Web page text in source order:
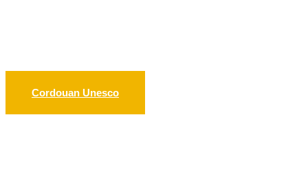
Cordouan Unesco